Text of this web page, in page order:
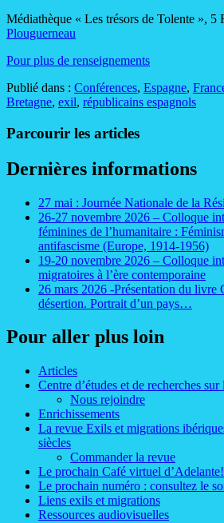
Médiathèque « Les trésors de Tolente », 5
Plouguerneau
Pour plus de renseignements
Publié dans : Conférences, Espagne,
Bretagne, exil, républicains espagnols
Parcourir les articles
Dernières informations
27 mai : Journée Nationale de la
26-27 novembre 2026 – Colloque
féminines de l’humanitaire :
antifascisme (Europe, 1914-1956)
19-20 novembre 2026 – Colloque
migratoires à l’ère contemporaine
26 mars 2026 -Présentation du livre
désertion. Portrait d’un pays…
Pour aller plus loin
Articles
Centre d’études et de recherches
Nous rejoindre
Enrichissements
La revue Exils et migrations
siècles
Commander la revue
Le prochain Café virtuel d’Adelante!
Le prochain numéro : consultez le
Liens exils et migrations
Ressources audiovisuelles